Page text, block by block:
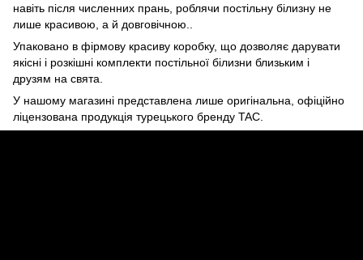
навіть після численних прань, роблячи постільну білизну не
лише красивою, а й довговічною..
Упаковано в фірмову красиву коробку, що дозволяє дарувати
якісні і розкішні комплекти постільної білизни близьким і
друзям на свята.
У нашому магазині представлена лише оригінальна, офіційно
ліцензована продукція турецького бренду TAC.